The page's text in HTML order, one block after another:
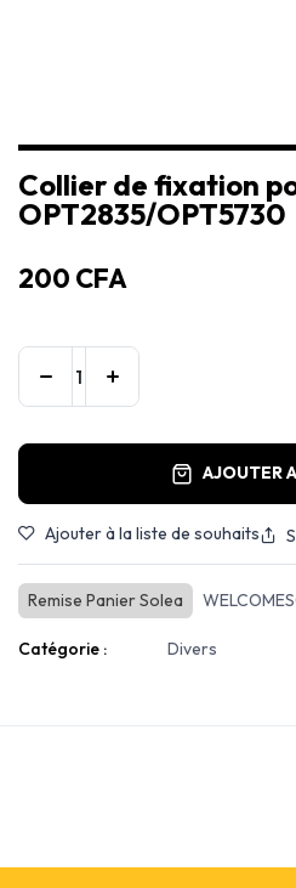
Collier de fixation
OPT2835/OPT5730
200 CFA
AJOUTER
Ajouter à la liste de souhaits
Remise Panier Solea
Catégorie : Divers